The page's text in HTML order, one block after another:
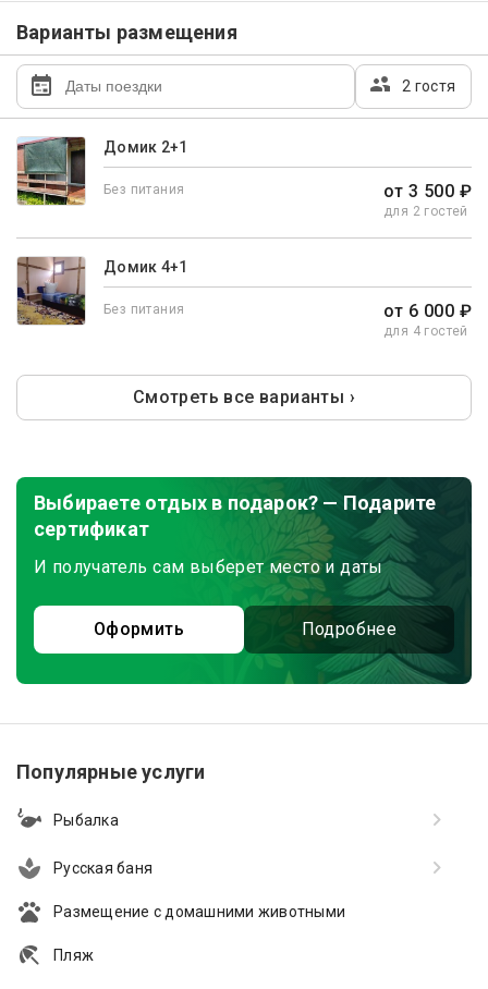
Варианты размещения
2 гостя
Домик 2+1
Без питания от 3 500 ₽
для 2 гостей
Домик 4+1
Без питания от 6 000 ₽
для 4 гостей
Смотреть все варианты ›
Выбираете отдых в подарок? — Подарите
сертификат
И получатель сам выберет место и даты
Оформить Подробнее
Популярные услуги
Рыбалка
Русская баня
Размещение с домашними животными
Пляж